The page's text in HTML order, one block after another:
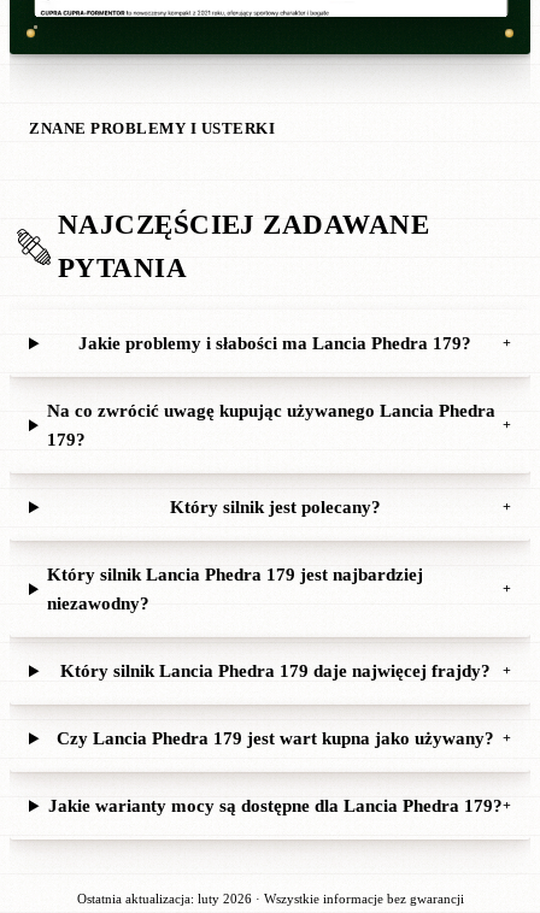
ZNANE PROBLEMY I USTERKI
NAJCZĘŚCIEJ ZADAWANE
PYTANIA
Jakie problemy i słabości ma Lancia Phedra 179? +
Na co zwrócić uwagę kupując używanego Lancia Phedra
179?
+
Który silnik jest polecany? +
Który silnik Lancia Phedra 179 jest najbardziej
niezawodny?
+
Który silnik Lancia Phedra 179 daje najwięcej frajdy? +
Czy Lancia Phedra 179 jest wart kupna jako używany? +
Jakie warianty mocy są dostępne dla Lancia Phedra 179?+
Ostatnia aktualizacja: luty 2026 · Wszystkie informacje bez gwarancji